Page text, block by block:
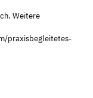
Weitere
praxisbegleitetes-